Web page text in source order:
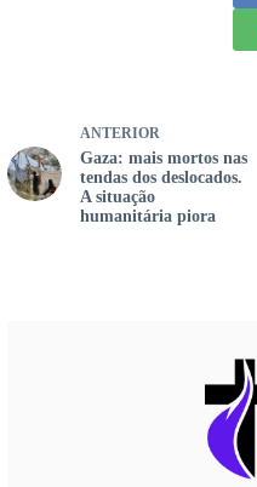
ANTERIOR
Gaza: mais mortos nas
tendas dos deslocados.
A situação
humanitária piora